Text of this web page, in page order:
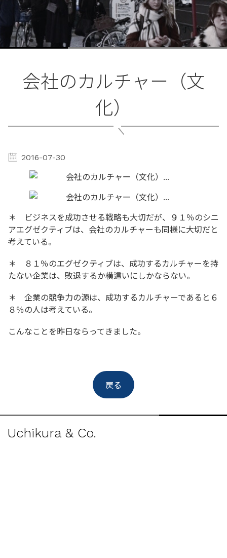
会社のカルチャー（文
化）
2016-07-30
＊ ビジネスを成功させる戦略も大切だが、９１％のシニ
アエグゼクティブは、会社のカルチャーも同様に大切だと
考えている。
＊ ８１％のエグゼクティブは、成功するカルチャーを持
たない企業は、敗退するか横這いにしかならない。
＊ 企業の競争力の源は、成功するカルチャーであると６
８％の人は考えている。
こんなことを昨日ならってきました。
戻る
Uchikura & Co.